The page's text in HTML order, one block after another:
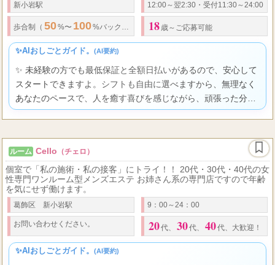
新小岩駅 12:00～翌2:30・受付11:30～24:00
歩合制（ 50%〜 100%バック） バック例： 90分コース
18 歳～ご応募可能
✨AIおしごとガイド。 (AI要約)
✨ 未経験の方でも最低保証と全額日払いがあるので、安心して
スタートできますよ。シフトも自由に選べますから、無理なく
あなたのペースで、人を癒す喜びを感じながら、頑張った分だ
けしっかり収入に繋がる環境で輝いてみませんか。
ルーム Cello （チェロ）
個室で「私の施術・私の接客」にトライ！！ 20代・30代・40代の女
性専門ワンルーム型メンズエステ お姉さん系の専門店ですので年齢
を気にせず働けます。
葛飾区 新小岩駅 9：00～24：00
お問い合わせください。 20代、 30代、 40代、大歓迎！
✨AIおしごとガイド。 (AI要約)